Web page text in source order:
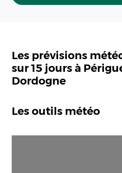
Les prévisions
sur 15 jours à
Dordogne
Les outils météo